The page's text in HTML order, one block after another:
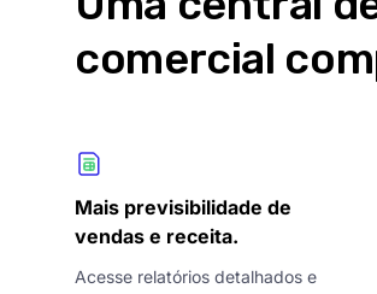
comercial
Mais previsibilidade de
vendas e receita.
Acesse relatórios detalhados e